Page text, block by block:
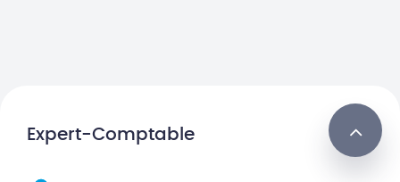
Expert-Comptable